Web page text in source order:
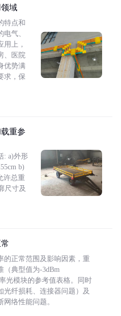
域
特点和
气、
用上，
、医院
优势满
求，保
重参
: a)外形
b)
许总重
尺寸及
的正常范围及影响因素，重
（典型值为-3dBm
光模块的参考值表格。同时
光纤损耗、连接器问题）及
络性能问题。